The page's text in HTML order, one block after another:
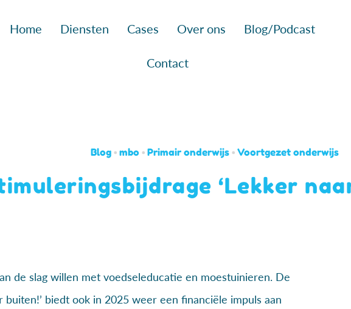
Home Diensten Cases Over ons Blog/Podcast
Contact
Blog • mbo • Primair onderwijs • Voortgezet onderwijs
‘Lekker
de slag willen met voedseleducatie en moestuinieren. De
buiten!’ biedt ook in 2025 weer een financiële impuls aan